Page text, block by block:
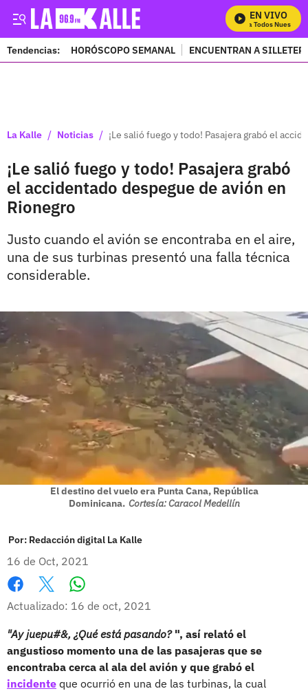
EN VIVO
Mira Todos Nuestros
Tendencias: HORÓSCOPO SEMANAL ENCUENTRAN A
La Kalle / Noticias / ¡Le salió fuego y todo! Pasajera grabó el
¡Le salió fuego y todo! Pasajera grabó
el accidentado despegue de avión en
Rionegro
Justo cuando el avión se encontraba en el aire,
una de sus turbinas presentó una falla técnica
considerable.
El destino del vuelo era Punta Cana, República
Dominicana. Cortesía: Caracol Medellín
Por: Redacción digital La Kalle
16 de Oct, 2021
Facebook
X
Actualizado: 16 de oct, 2021
"Ay juepu#&, ¿Qué está pasando? ", así relató el
angustioso momento una de las pasajeras que se
encontraba cerca al ala del avión y que grabó el
incidente que ocurrió en una de las turbinas, la cual